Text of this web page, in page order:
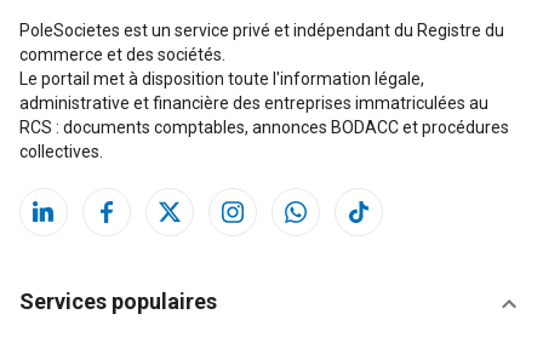
PoleSocietes est un service privé et indépendant du Registre du
commerce et des sociétés.
Le portail met à disposition toute l'information légale,
administrative et financière des entreprises immatriculées au
RCS : documents comptables, annonces BODACC et procédures
collectives.
Services populaires